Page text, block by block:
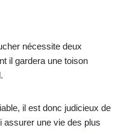
nécessite deux
il gardera une toison
il est donc judicieux de
assurer une vie des plus